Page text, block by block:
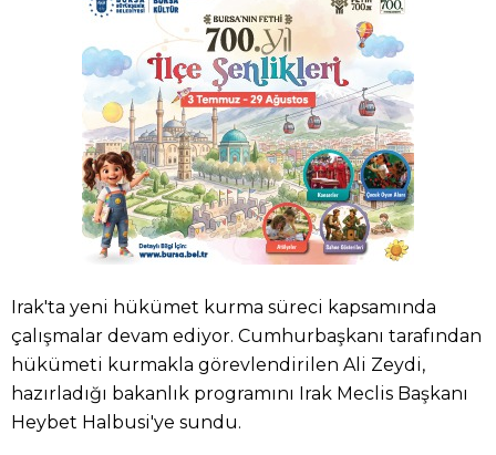
Irak'ta yeni hükümet kurma süreci kapsamında
çalışmalar devam ediyor. Cumhurbaşkanı tarafından
hükümeti kurmakla görevlendirilen Ali Zeydi,
hazırladığı bakanlık programını Irak Meclis Başkanı
Heybet Halbusi'ye sundu.